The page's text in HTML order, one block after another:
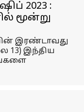
2023 :
மூன்று
இரண்டாவது
13) இந்திய